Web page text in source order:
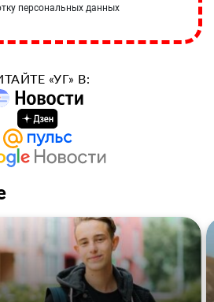
персональных данных
«УГ» В: